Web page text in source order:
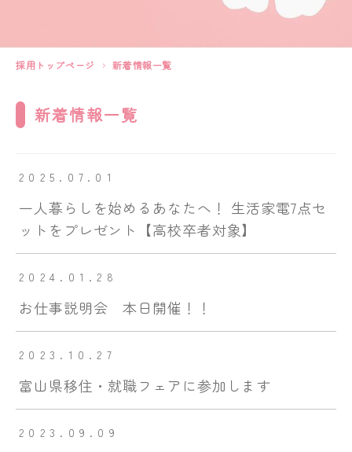
採用トップページ 新着情報一覧
新着情報一覧
2025.07.01
一人暮らしを始めるあなたへ！ 生活家電7点セ
ットをプレゼント【高校卒者対象】
2024.01.28
お仕事説明会 本日開催！！
2023.10.27
富山県移住・就職フェアに参加します
2023.09.09